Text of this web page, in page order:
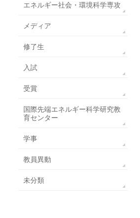
エネルギー社会・環境科学専攻
メディア
修了生
入試
受賞
国際先端エネルギー科学研究教
育センター
学事
教員異動
未分類